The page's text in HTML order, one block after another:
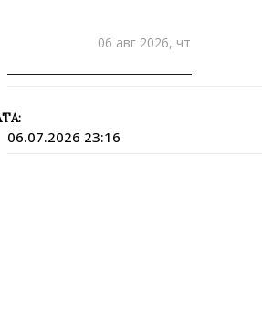
06 авг 2026, чт
06.07.2026 23:16